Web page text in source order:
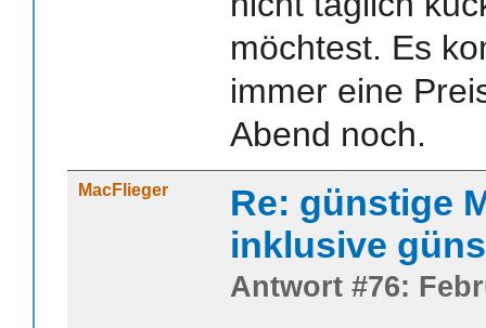
möchtest. Es
immer eine
Abend noch.
MacFlieger
Re: günstige
inklusive
Antwort #76: